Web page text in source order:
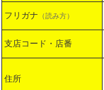
フリガナ （読み方）
支店コード・店番
住所